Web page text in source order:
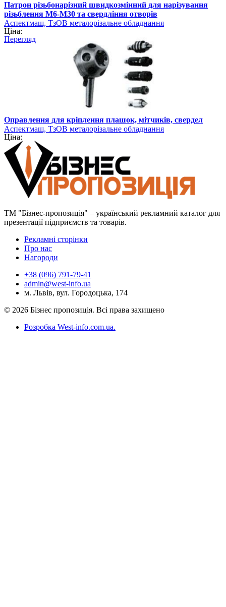
Патрон різьбонарізний швидкозмінний для нарізування
різьблення М6-М30 та свердління отворів
Аспектмаш, ТзОВ металорізальне обладнання
Ціна:
Перегляд
Оправлення для кріплення плашок, мітчиків, свердел
Аспектмаш, ТзОВ металорізальне обладнання
Ціна:
ТМ "Бізнес-пропозиція" – український рекламний каталог для
презентації підприємств та товарів.
Рекламні сторінки
Про нас
Нагороди
+38 (096) 791-79-41
admin@west-info.ua
м. Львів, вул. Городоцька, 174
© 2026 Бізнес пропозиція. Всі права захищено
Розробка West-info.com.ua.